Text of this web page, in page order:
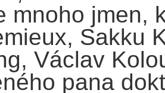
mnoho jmen,
Sakku
Václav
pana